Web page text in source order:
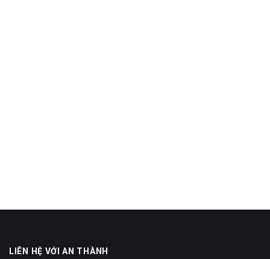
LIÊN HỆ VỚI AN THÀNH